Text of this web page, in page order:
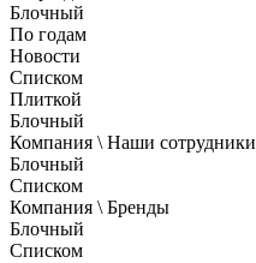
Блочный
По годам
Новости
Списком
Плиткой
Блочный
Компания \ Наши сотрудники
Блочный
Списком
Компания \ Бренды
Блочный
Списком